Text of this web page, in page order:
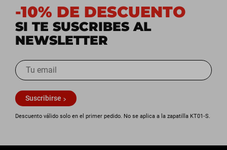
-10% DE DESCUENTO
SI TE SUSCRIBES AL
NEWSLETTER
Suscribirse
Descuento válido solo en el primer pedido. No se aplica a la zapatilla KT01‑S.